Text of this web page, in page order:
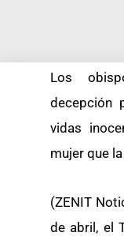
Los
decepción
vidas
mujer que
(ZENIT
de abril, el